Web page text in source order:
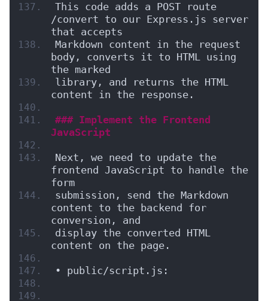
This code adds a POST route
/convert to our Express.js server
that accepts
Markdown content in the request
body, converts it to HTML using
the marked
library, and returns the HTML
content in the response.
### Implement the Frontend
JavaScript
Next, we need to update the
frontend JavaScript to handle the
form
submission, send the Markdown
content to the backend for
conversion, and
display the converted HTML
content on the page.
• public/script.js: